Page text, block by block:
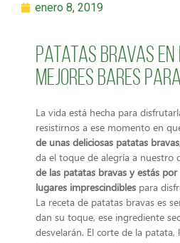
enero 8, 2019
Patatas bravas en
mejores bares
La vida está hecha para
resistirnos a ese momento en
de unas deliciosas patatas bravas
da el toque de alegría a nuestro
de las patatas bravas y estás
lugares imprescindibles para
La receta de patatas bravas es
dan su toque, ese ingrediente
desvelarán. El corte de la patata,